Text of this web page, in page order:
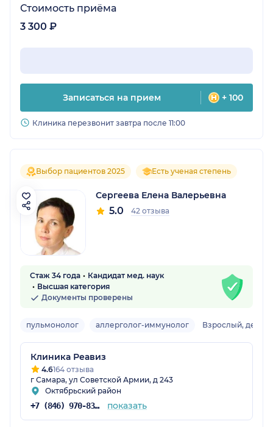
Стоимость приёма
3 300 ₽
Записаться на прием + 100
Клиника перезвонит завтра после 11:00
Выбор пациентов 2025 Есть ученая степень
Сергеева Елена Валерьевна
5.0 42 отзыва
Стаж 34 года
Кандидат мед. наук
Высшая категория
Документы проверены
пульмонолог аллерголог-иммунолог Взрослый,
Клиника Реавиз
4.6164 отзыва
г Самара, ул Советской Армии, д 243
Октябрьский район
+7 (846) 970-83-16 показать